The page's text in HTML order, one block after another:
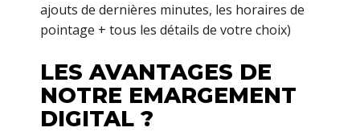
ajouts de dernières minutes, les horaires de
pointage + tous les détails de votre choix)
LES AVANTAGES DE
NOTRE EMARGEMENT
DIGITAL ?